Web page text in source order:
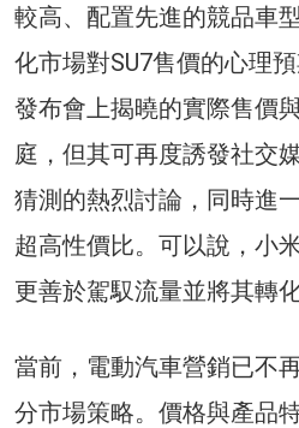
較高、配置先進的競品車
化市場對SU7售價的心理
發布會上揭曉的實際售價
庭，但其可再度誘發社交
猜測的熱烈討論，同時進
超高性價比。可以說，小
更善於駕馭流量並將其轉
當前，電動汽車營銷已不
分市場策略。價格與產品